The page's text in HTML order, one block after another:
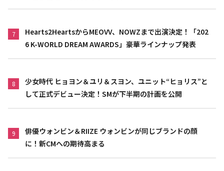
7
Hearts2HeartsからMEOVV、NOWZまで出演決定！「202
6 K-WORLD DREAM AWARDS」豪華ラインナップ発表
8
少女時代 ヒョヨン＆ユリ＆スヨン、ユニット“ヒョリス”と
して正式デビュー決定！SMが下半期の計画を公開
9
俳優ウォンビン＆RIIZE ウォンビンが同じブランドの顔
に！新CMへの期待高まる